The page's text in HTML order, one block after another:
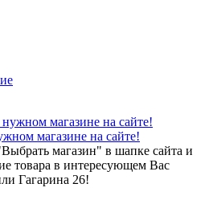
магазине на сайте!
магазин" в шапке сайта и
товара в интересующем Вас
Гагарина 26!